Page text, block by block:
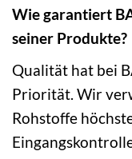
Wie garantiert
seiner Produkte?
Qualität hat bei
Priorität. Wir
Rohstoffe